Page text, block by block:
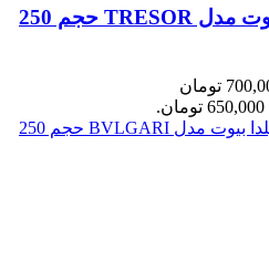
بادی اسپلش زنانه هیلدا بیوت مدل TRESOR حجم 250
قیمت اصلی: 700,000 تومان